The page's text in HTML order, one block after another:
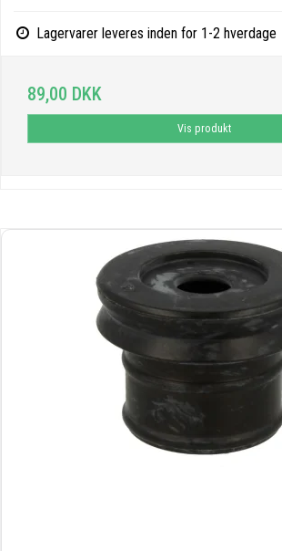
Lagervarer leveres inden for 1-2 hverdage
89,00 DKK
Vis produkt